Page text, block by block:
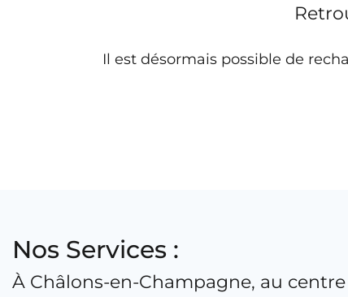
Il est désormais possible de
Nos Services :
À Châlons-en-Champagne, au